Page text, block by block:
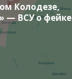
Колодезе,
— ВСУ о фейке